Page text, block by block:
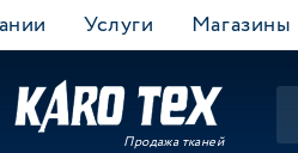
Услуги Магазины
Продажа тканей